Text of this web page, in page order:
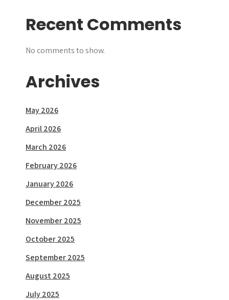
Recent Comments
No comments to show.
Archives
May 2026
April 2026
March 2026
February 2026
January 2026
December 2025
November 2025
October 2025
September 2025
August 2025
July 2025